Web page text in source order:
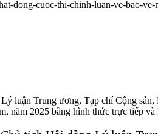
dong-cuoc-thi-chinh-luan-ve-bao-
luận Trung ương, Tạp chí Cộng
năm 2025 bằng hình thức trực tiếp